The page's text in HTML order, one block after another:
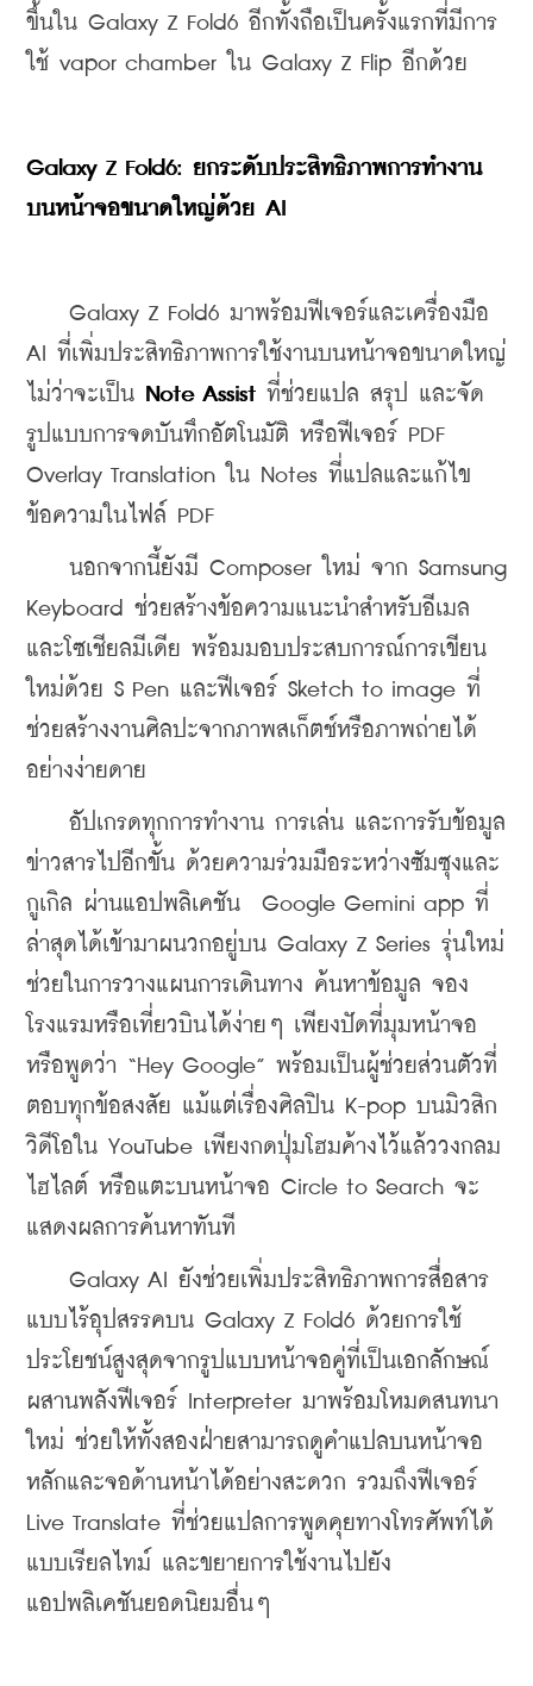
ขึ้นใน Galaxy Z Fold6 อีกทั้งถือเป็นครั้งแรกที่มีการ
ใช้ vapor chamber ใน Galaxy Z Flip อีกด้วย
Galaxy Z Fold6: ยกระดับประสิทธิภาพการทำงาน
บนหน้าจอขนาดใหญ่ด้วย AI
Galaxy Z Fold6 มาพร้อมฟีเจอร์และเครื่องมือ
AI ที่เพิ่มประสิทธิภาพการใช้งานบนหน้าจอขนาดใหญ่
ไม่ว่าจะเป็น
Note Assist ที่ช่วยแปล สรุป และจัด
รูปแบบการจดบันทึกอัตโนมัติ หรือฟีเจอร์ PDF
Overlay Translation ใน Notes ที่แปลและแก้ไข
ข้อความในไฟล์ PDF
นอกจากนี้ยังมี Composer ใหม่ จาก Samsung
Keyboard ช่วยสร้างข้อความแนะนำสำหรับอีเมล
และโซเชียลมีเดีย พร้อมมอบประสบการณ์การเขียน
ใหม่ด้วย S Pen และฟีเจอร์ Sketch to image ที่
ช่วยสร้างงานศิลปะจากภาพสเก็ตช์หรือภาพถ่ายได้
อย่างง่ายดาย
อัปเกรดทุกการทำงาน การเล่น และการรับข้อมูล
ข่าวสารไปอีกขั้น ด้วยความร่วมมือระหว่างซัมซุงและ
กูเกิล ผ่านแอปพลิเคชัน  Google Gemini app ที่
ล่าสุดได้เข้ามาผนวกอยู่บน Galaxy Z Series รุ่นใหม่
ช่วยในการวางแผนการเดินทาง ค้นหาข้อมูล จอง
โรงแรมหรือเที่ยวบินได้ง่ายๆ เพียงปัดที่มุมหน้าจอ
หรือพูดว่า “Hey Google” พร้อมเป็นผู้ช่วยส่วนตัวที่
ตอบทุกข้อสงสัย แม้แต่เรื่องศิลปิน K-pop บนมิวสิก
วิดีโอใน YouTube เพียงกดปุ่มโฮมค้างไว้แล้ววงกลม
ไฮไลต์ หรือแตะบนหน้าจอ Circle to Search จะ
แสดงผลการค้นหาทันที
Galaxy AI ยังช่วยเพิ่มประสิทธิภาพการสื่อสาร
แบบไร้อุปสรรคบน Galaxy Z Fold6 ด้วยการใช้
ประโยชน์สูงสุดจากรูปแบบหน้าจอคู่ที่เป็นเอกลักษณ์
ผสานพลังฟีเจอร์ Interpreter มาพร้อมโหมดสนทนา
ใหม่ ช่วยให้ทั้งสองฝ่ายสามารถดูคำแปลบนหน้าจอ
หลักและจอด้านหน้าได้อย่างสะดวก รวมถึงฟีเจอร์
Live Translate ที่ช่วยแปลการพูดคุยทางโทรศัพท์ได้
แบบเรียลไทม์ และขยายการใช้งานไปยัง
แอปพลิเคชันยอดนิยมอื่นๆ